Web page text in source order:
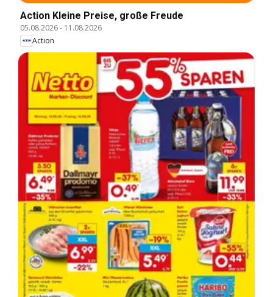
Action Kleine Preise, große Freude
05.08.2026- 11.08.2026
Action